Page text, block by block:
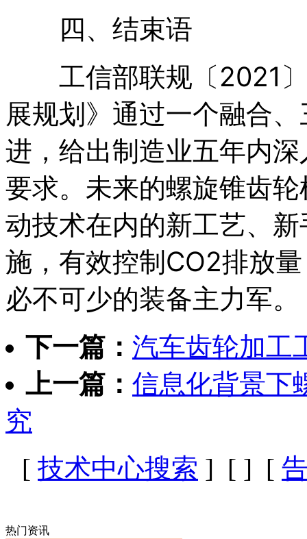
四、结束语
工信部联规〔2021〕
展规划》通过一个融合
进，给出制造业五年内
要求。未来的螺旋锥齿
动技术在内的新工艺、
施，有效控制CO2排放
必不可少的装备主力军。
下一篇： 汽车齿轮加工
上一篇： 信息化背景下
究
[ 技术中心搜索 ] [ ] [
热门资讯